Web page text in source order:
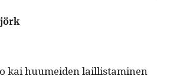
sanoo:
kai huumei­den lail­lis­t­a­mi­nen